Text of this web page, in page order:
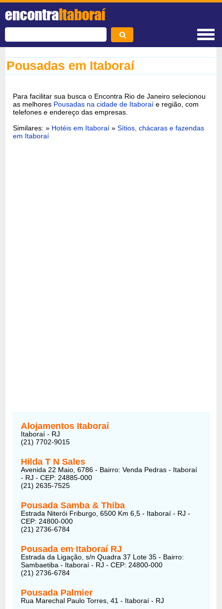
encontraItaboraí
Pousadas em Itaboraí
Para facilitar sua busca o Encontra Rio de Janeiro selecionou
as melhores Pousadas na cidade de Itaboraí e região, com
telefones e endereço das empresas.
Similares: » Hotéis em Itaboraí »Sítios, chácaras e fazendas
em Itaboraí
Alojamentos Itaboraí
Itaboraí - RJ
(21) 7702-9015
Hilda T N Sales
Avenida 22 Maio, 6786 - Bairro: Venda Pedras - Itaboraí
- RJ - CEP: 24885-000
(21) 2635-7525
Pousada Samba & Thiba
Estrada Niterói Friburgo, 6500 Km 6,5 - Itaboraí - RJ -
CEP: 24800-000
(21) 2736-6784
Pousada em Itaboraí RJ
Estrada da Ligação, s/n Quadra 37 Lote 35 - Bairro:
Sambaetiba - Itaboraí - RJ - CEP: 24800-000
(21) 2736-6784
Pousada Palmier
Rua Marechal Paulo Torres, 41 - Itaboraí - RJ